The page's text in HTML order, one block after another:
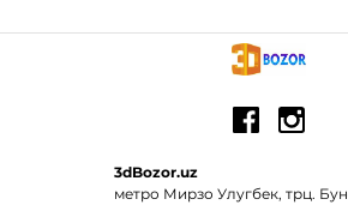
3dBozor.uz
метро Мирзо Улугбек, трц.